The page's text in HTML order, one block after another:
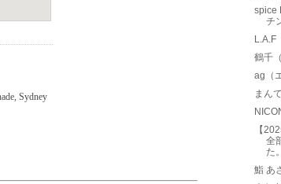
spice
チ
L.A.F
鶴千
ag（
まん
【
全
た
鮨 あ